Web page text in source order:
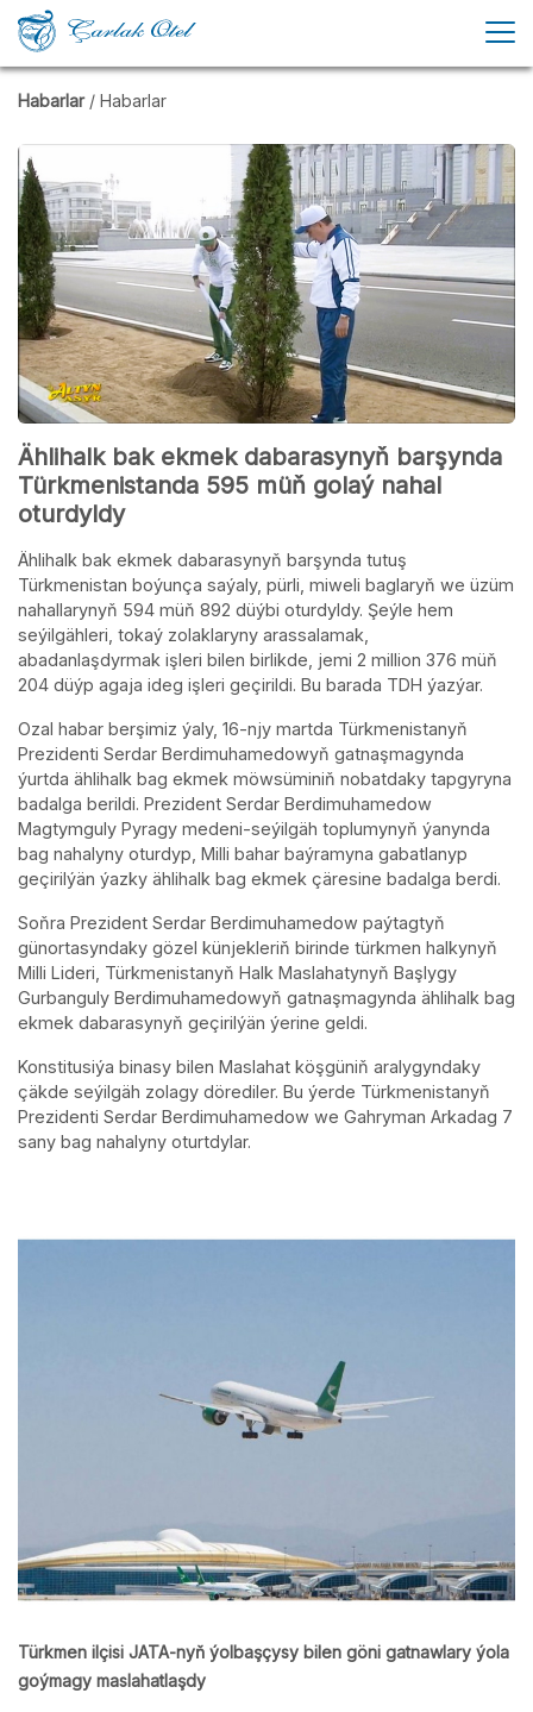
Habarlar / Habarlar
Ählihalk bak ekmek dabarasynyň barşynda
Türkmenistanda 595 müň golaý nahal
oturdyldy
Ählihalk bak ekmek dabarasynyň barşynda tutuş
Türkmenistan boýunça saýaly, pürli, miweli baglaryň we üzüm
nahallarynyň 594 müň 892 düýbi oturdyldy. Şeýle hem
seýilgähleri, tokaý zolaklaryny arassalamak,
abadanlaşdyrmak işleri bilen birlikde, jemi 2 million 376 müň
204 düýp agaja ideg işleri geçirildi. Bu barada TDH ýazýar.
Ozal habar berşimiz ýaly, 16-njy martda Türkmenistanyň
Prezidenti Serdar Berdimuhamedowyň gatnaşmagynda
ýurtda ählihalk bag ekmek möwsüminiň nobatdaky tapgyryna
badalga berildi. Prezident Serdar Berdimuhamedow
Magtymguly Pyragy medeni-seýilgäh toplumynyň ýanynda
bag nahalyny oturdyp, Milli bahar baýramyna gabatlanyp
geçirilýän ýazky ählihalk bag ekmek çäresine badalga berdi.
Soňra Prezident Serdar Berdimuhamedow paýtagtyň
günortasyndaky gözel künjekleriň birinde türkmen halkynyň
Milli Lideri, Türkmenistanyň Halk Maslahatynyň Başlygy
Gurbanguly Berdimuhamedowyň gatnaşmagynda ählihalk bag
ekmek dabarasynyň geçirilýän ýerine geldi.
Konstitusiýa binasy bilen Maslahat köşgüniň aralygyndaky
çäkde seýilgäh zolagy dörediler. Bu ýerde Türkmenistanyň
Prezidenti Serdar Berdimuhamedow we Gahryman Arkadag 7
sany bag nahalyny oturtdylar.
Türkmen ilçisi JATA-nyň ýolbaşçysy bilen göni gatnawlary ýola
goýmagy maslahatlaşdy